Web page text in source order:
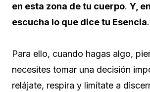
en esta zona de tu cuerpo. Y,
escucha lo que dice tu Esencia.
Para ello, cuando hagas algo,
necesites tomar una decisión
relájate, respira y limítate a